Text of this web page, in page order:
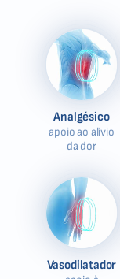
Analgésico
apoio ao alívio
da dor
Vasodilatador